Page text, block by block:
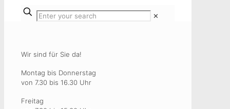
✕
Wir sind für Sie da!
Montag bis Donnerstag
von 7.30 bis 16.30 Uhr
Freitag